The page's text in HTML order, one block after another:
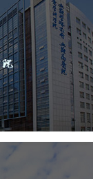
...
互联网医院
计